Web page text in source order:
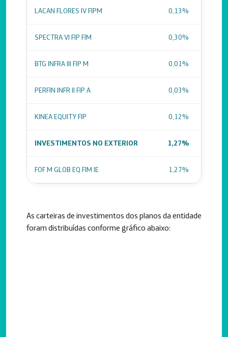
LACAN FLORES IV FIPM 0,13%
SPECTRA VI FIP FIM 0,30%
BTG INFRA III FIP M 0,01%
PERFIN INFR II FIP A 0,03%
KINEA EQUITY FIP 0,12%
INVESTIMENTOS NO EXTERIOR 1,27%
FOF M GLOB EQ FIM IE 1,27%
As carteiras de investimentos dos planos da entidade
foram distribuídas conforme gráfico abaixo: